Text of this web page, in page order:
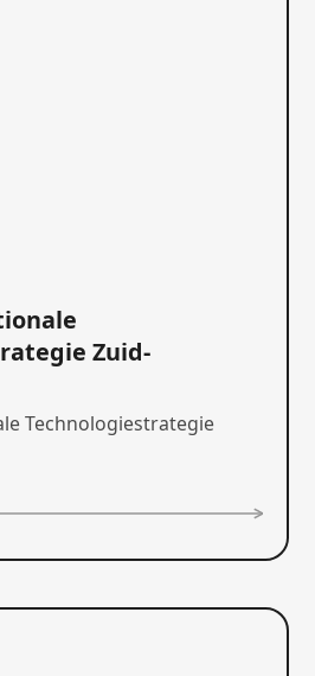
Zuid-
Technologiestrategie